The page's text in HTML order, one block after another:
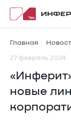
Рубрики
Каталог
Главная
27 февраль 2024
новые